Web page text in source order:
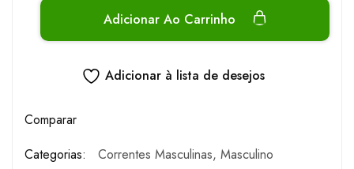
Adicionar Ao Carrinho
Adicionar à lista de desejos
Comparar
Categorias:
Correntes Masculinas, Masculino